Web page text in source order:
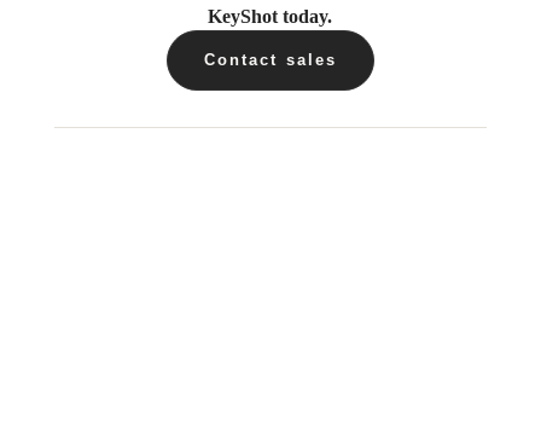
KeyShot today.
Contact sales